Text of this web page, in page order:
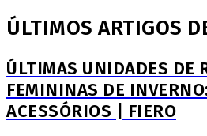
ÚLTIMOS ARTIGOS
ÚLTIMAS UNIDADES DE
FEMININAS DE
ACESSÓRIOS | FIERO